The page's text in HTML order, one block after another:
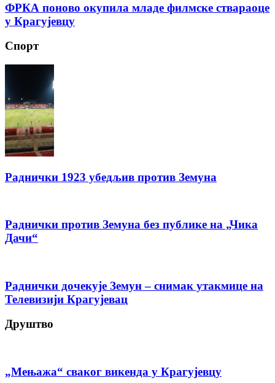
ФРКА поново окупила младе филмске ствараоце
у Крагујевцу
Спорт
Раднички 1923 убедљив против Земуна
Раднички против Земуна без публике на „Чика
Дачи“
Раднички дочекује Земун – снимак утакмице на
Телевизији Крагујевац
Друштво
„Мењажа“ сваког викенда у Крагујевцу